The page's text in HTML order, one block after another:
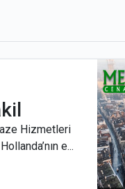
Hizmetleri
e...